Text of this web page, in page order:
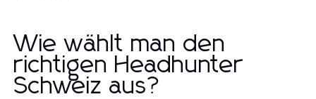
Wie wählt man den
richtigen Headhunter
Schweiz aus?